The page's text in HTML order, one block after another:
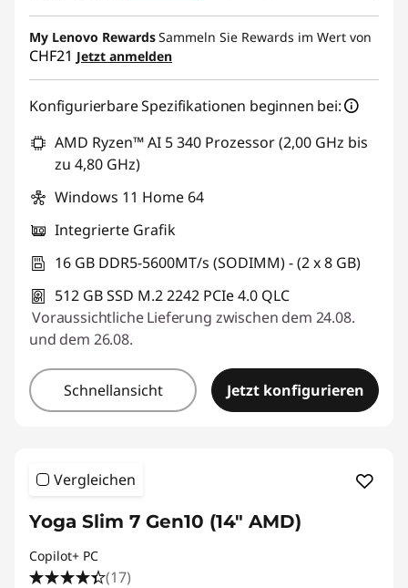
eCoupon-Rabatt :-CHF 262.25
eCoupon :SALES
My Lenovo RewardsSammeln Sie Rewards im Wert von
CHF21 Jetzt anmelden
Konfigurierbare Spezifikationen beginnen bei:
AMD Ryzen™ AI 5 340 Prozessor (2,00 GHz bis
zu 4,80 GHz)
Windows 11 Home 64
Integrierte Grafik
16 GB DDR5-5600MT/s (SODIMM) - (2 x 8 GB)
512 GB SSD M.2 2242 PCIe 4.0 QLC
Voraussichtliche Lieferung zwischen dem 24.08.
und dem 26.08.
Schnellansicht Jetzt konfigurieren
Vergleichen
Yoga Slim 7 Gen10 (14" AMD)
Copilot+ PC
(17)